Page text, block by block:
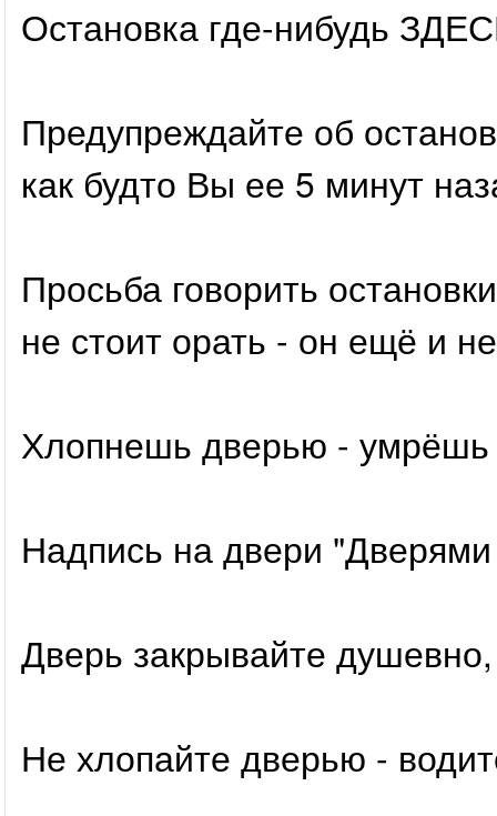
Остановка где-нибудь
Предупреждайте об
как будто Вы ее 5 минут
Просьба говорить
не стоит орать - он ещё и
Хлопнешь дверью - умрёшь
Надпись на двери "Дверями
Дверь закрывайте
Не хлопайте дверью -